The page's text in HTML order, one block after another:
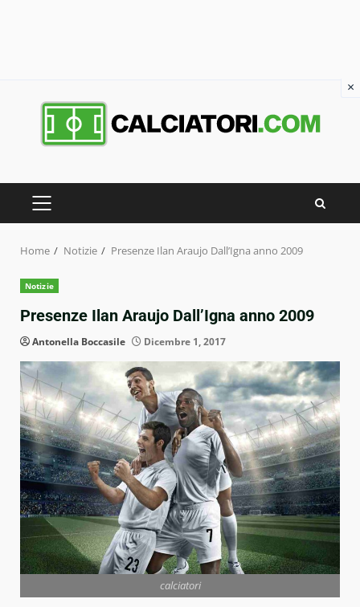
PRIMARY
Home Notizie Presenze Ilan Araujo Dall’Igna anno 2009
Notizie
Presenze Ilan Araujo Dall’Igna anno 2009
Antonella Boccasile Dicembre 1, 2017
calciatori
×